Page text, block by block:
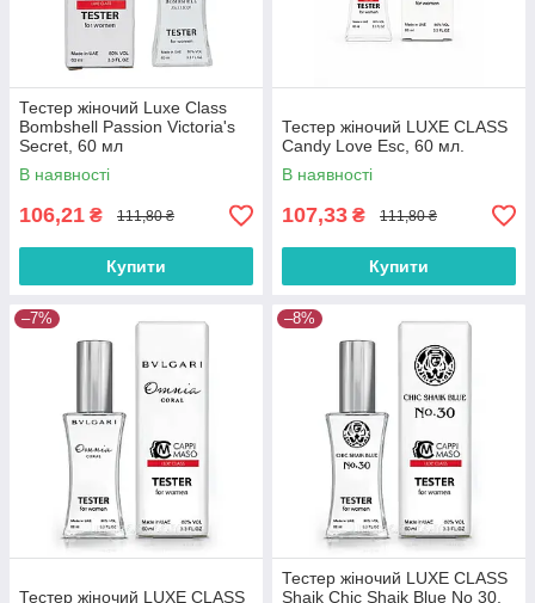
Тестер жіночий Luxe Class
Bombshell Passion Victoria's
Secret, 60 мл
В наявності
106,21 ₴ 111,80 ₴
Купити
Тестер жіночий LUXE CLASS
Candy Love Esc, 60 мл.
В наявності
107,33 ₴ 111,80 ₴
Купити
–7%
Тестер жіночий LUXE CLASS
–8%
Тестер жіночий LUXE CLASS
Shaik Chic Shaik Blue No 30,